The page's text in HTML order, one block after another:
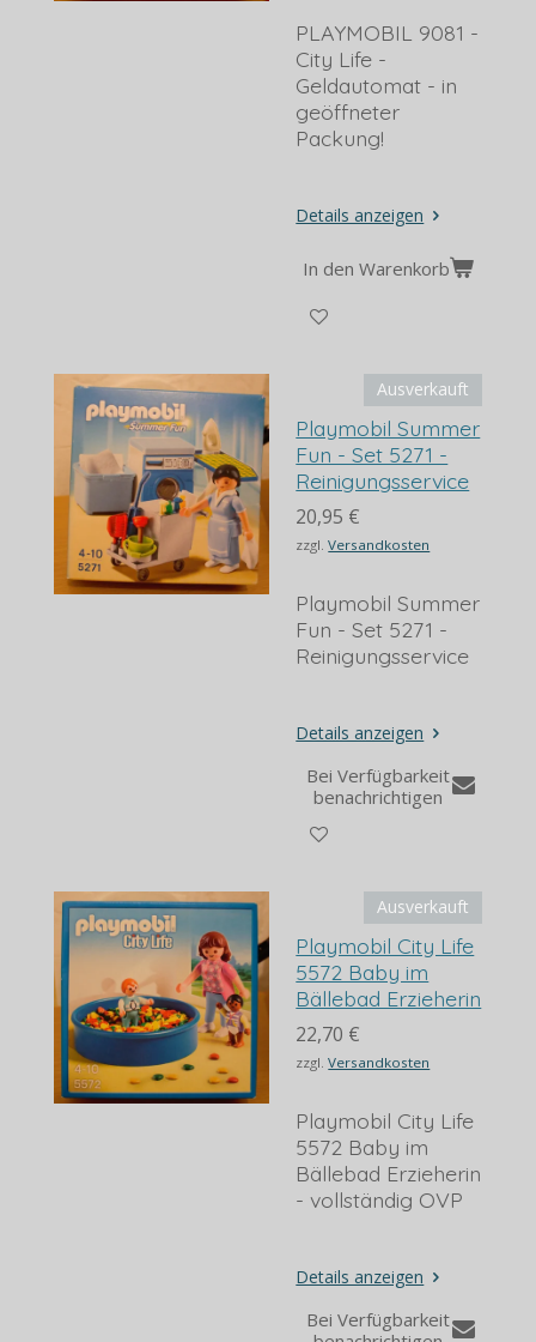
PLAYMOBIL 9081 -
City Life -
Geldautomat - in
geöffneter
Packung!
Details anzeigen
In den Warenkorb
Ausverkauft
Playmobil Summer
Fun - Set 5271 -
Reinigungsservice
20,95 €
zzgl.Versandkosten
Playmobil Summer
Fun - Set 5271 -
Reinigungsservice
Details anzeigen
Bei Verfügbarkeit
benachrichtigen
Ausverkauft
Playmobil City Life
5572 Baby im
Bällebad Erzieherin
22,70 €
zzgl.Versandkosten
Playmobil City Life
5572 Baby im
Bällebad Erzieherin
- vollständig OVP
Details anzeigen
Bei Verfügbarkeit